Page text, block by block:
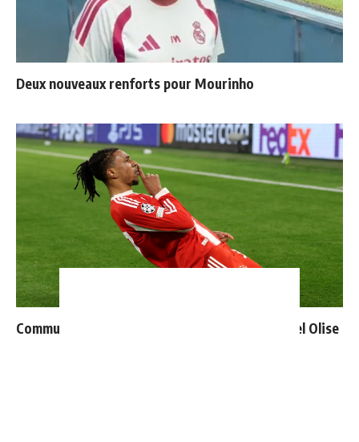
Deux nouveaux renforts pour Mourinho
Communiqué officiel du Real Madrid sur Michael Olise